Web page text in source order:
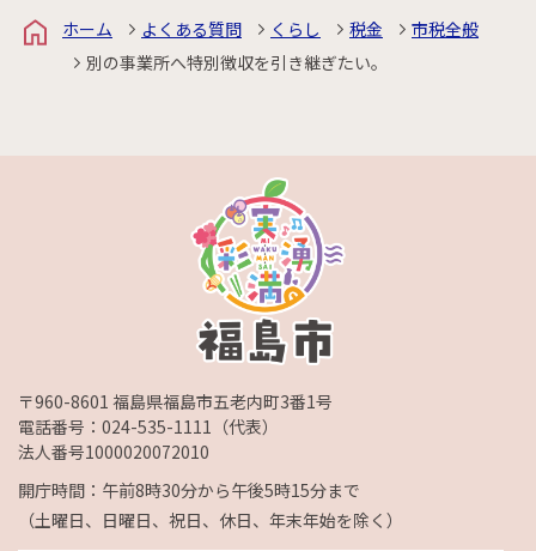
ホーム よくある質問 くらし 税金
市税全般
別の事業所へ特別徴収を引き継ぎたい。
〒960-8601 福島県福島市五老内町3番1号
電話番号： 024-535-1111 （代表）
法人番号1000020072010
開庁時間：午前8時30分から午後5時15分まで
（土曜日、日曜日、祝日、休日、年末年始を除く）